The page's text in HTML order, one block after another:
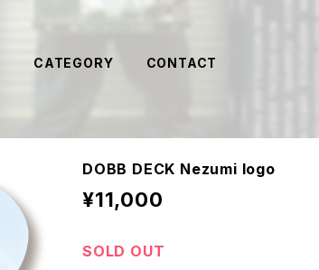
CATEGORY CONTACT
DOBB DECK Nezumi logo
¥11,000
SOLD OUT